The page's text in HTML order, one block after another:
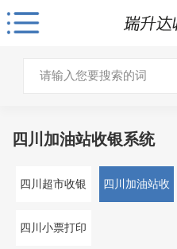
四川加油站收银系统
四川超市收银
系统
四川加油站收
四川小票打印